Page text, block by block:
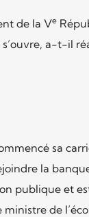
de la Ve
s’ouvre, a-t-il
sa
la
publique et
de